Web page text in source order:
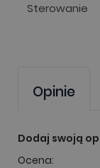
Sterowanie
Opinie
Dodaj swoją
Ocena: